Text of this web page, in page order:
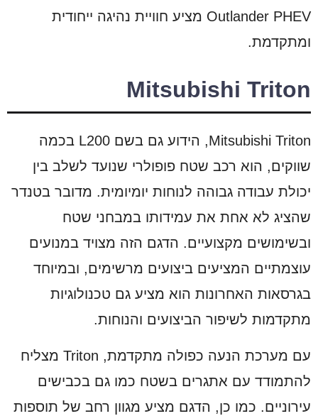
Outlander PHEV מציע חוויית נהיגה ייחודית
ומתקדמת.
Mitsubishi Triton
Mitsubishi Triton, הידוע גם בשם L200 בכמה
שווקים, הוא רכב שטח פופולרי שנועד לשלב בין
יכולת עבודה גבוהה לנוחות יומיומית. מדובר בטנדר
שהציג לא אחת את עמידותו במבחני שטח
ובשימושים מקצועיים. הדגם הזה מצויד במנועים
עוצמתיים המציעים ביצועים מרשימים, ובמיוחד
בגרסאות האחרונות הוא מציע גם טכנולוגיות
מתקדמות לשיפור הביצועים והנוחות.
עם מערכת הנעה כפולה מתקדמת, Triton מצליח
להתמודד עם אתגרים בשטח כמו גם בכבישים
עירוניים. כמו כן, הדגם מציע מגוון רחב של תוספות